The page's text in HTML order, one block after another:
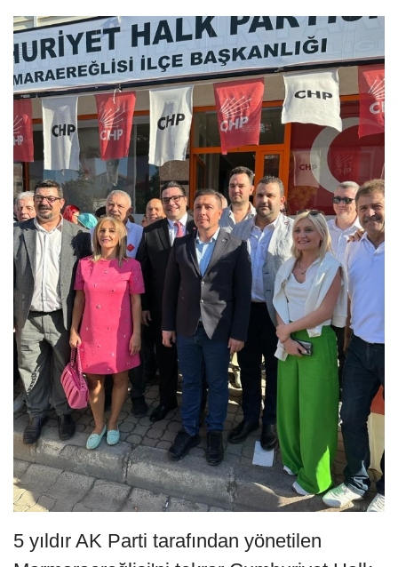
5 yıldır AK Parti tarafından yönetilen